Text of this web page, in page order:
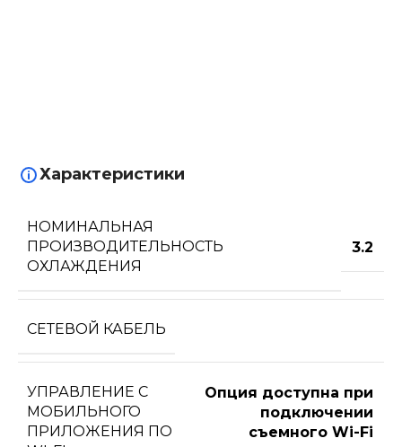
Характеристики
НОМИНАЛЬНАЯ
ПРОИЗВОДИТЕЛЬНОСТЬ
ОХЛАЖДЕНИЯ
3.2
СЕТЕВОЙ КАБЕЛЬ
УПРАВЛЕНИЕ C
МОБИЛЬНОГО
ПРИЛОЖЕНИЯ ПО
Опция доступна при
подключении
съемного Wi-Fi